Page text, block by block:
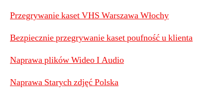
Przegrywanie kaset VHS Warszawa Włochy
Bezpiecznie przegrywanie kaset poufność u klienta
Naprawa plików Wideo I Audio
Naprawa Starych zdjęć Polska